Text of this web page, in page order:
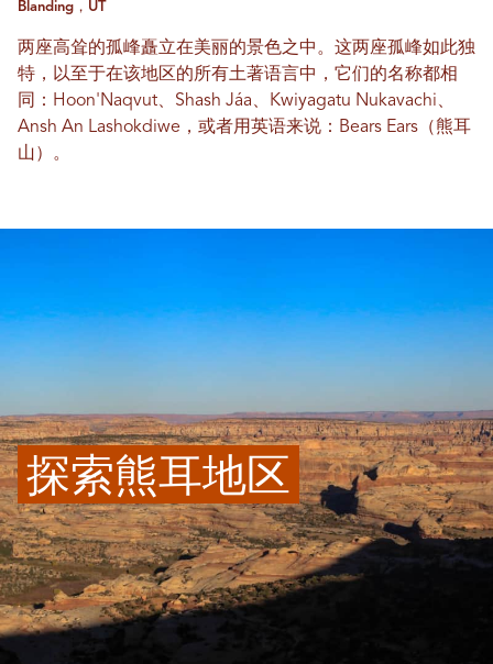
Blanding，UT
两座高耸的孤峰矗立在美丽的景色之中。这两座孤峰如此独
特，以至于在该地区的所有土著语言中，它们的名称都相
同：Hoon'Naqvut、Shash Jáa、Kwiyagatu Nukavachi、
Ansh An Lashokdiwe，或者用英语来说：Bears Ears（熊耳
山）。
探索熊耳地区